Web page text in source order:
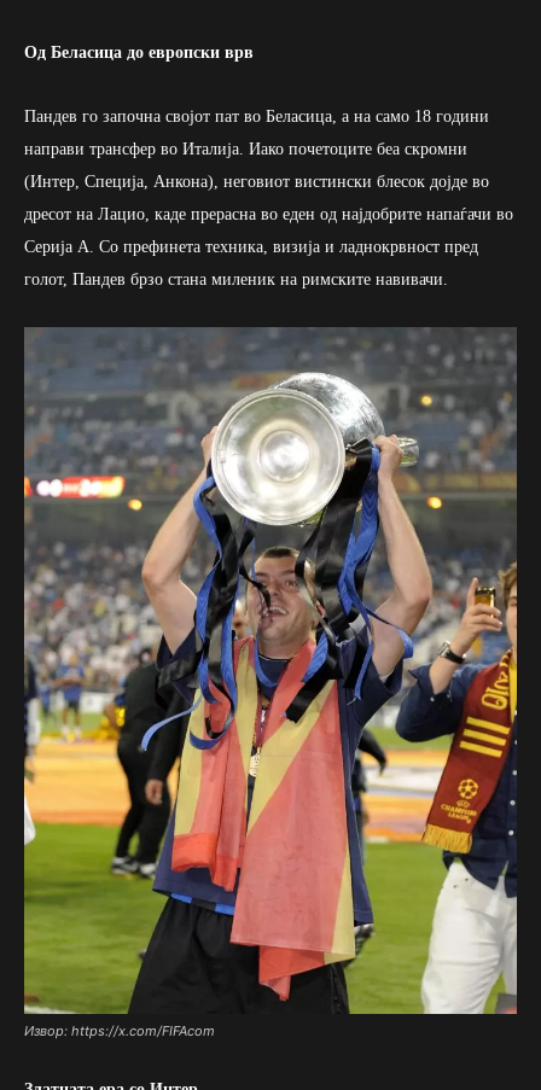
Од Беласица до европски врв
Пандев го започна својот пат во Беласица, а на само 18 години
направи трансфер во Италија. Иако почетоците беа скромни
(Интер, Специја, Анкона), неговиот вистински блесок дојде во
дресот на Лацио, каде прерасна во еден од најдобрите напаѓачи во
Серија А. Со префинета техника, визија и ладнокрвност пред
голот, Пандев брзо стана миленик на римските навивачи.
Извор: https://x.com/FIFAcom